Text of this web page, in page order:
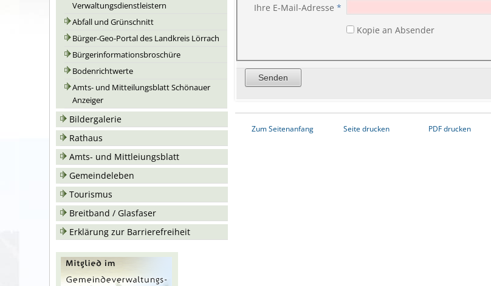
Verwaltungsdienstleistern
Abfall und Grünschnitt
Bürger-Geo-Portal des Landkreis Lörrach
Bürgerinformationsbroschüre
Bodenrichtwerte
Amts- und Mitteilungsblatt Schönauer
Anzeiger
Bildergalerie
Rathaus
Amts- und Mittleiungsblatt
Gemeindeleben
Tourismus
Breitband / Glasfaser
Erklärung zur Barrierefreiheit
Ihre E-Mail-Adresse *
Kopie an Absender
Zum Seitenanfang Seite drucken PDF drucken